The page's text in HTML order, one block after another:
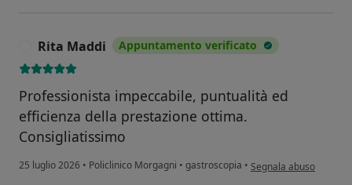
Rita Maddi Appuntamento verificato
Professionista impeccabile, puntualità ed
efficienza della prestazione ottima.
Consigliatissimo
25 luglio 2026 • Policlinico Morgagni • gastroscopia • secondo l'opinione
Segnala abuso